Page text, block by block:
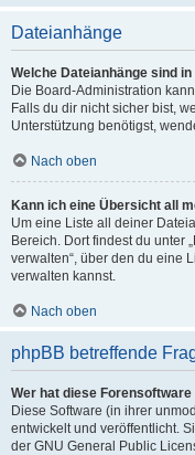
Dateianhänge
Welche Dateianhänge sind
Die Board-Administration
Falls du dir nicht sicher bist,
Unterstützung benötigst,
Nach oben
Kann ich eine Übersicht all
Um eine Liste all deiner
Bereich. Dort findest du unter
verwalten“, über den du eine
verwalten kannst.
Nach oben
phpBB betreffende
Wer hat diese
Diese Software (in ihrer
entwickelt und veröffentlicht.
der GNU General Public